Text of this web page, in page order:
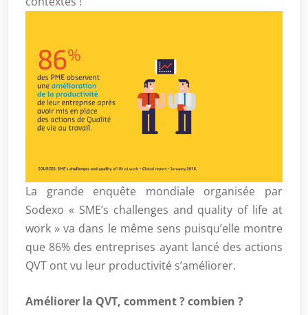
La grande enquête mondiale organisée par
Sodexo « SME’s challenges and quality of life at
work » va dans le même sens puisqu’elle montre
que 86% des entreprises ayant lancé des actions
QVT ont vu leur productivité s’améliorer.
Améliorer la QVT, comment ? combien ?